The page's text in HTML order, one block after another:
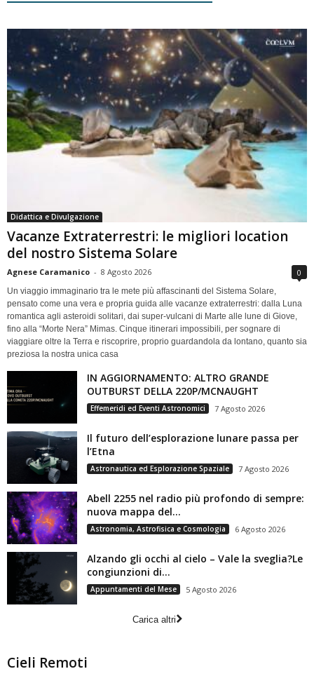
Didattica e Divulgazione
Vacanze Extraterrestri: le migliori location
del nostro Sistema Solare
Agnese Caramanico - 8 Agosto 2026 0
Un viaggio immaginario tra le mete più affascinanti del Sistema Solare,
pensato come una vera e propria guida alle vacanze extraterrestri: dalla Luna
romantica agli asteroidi solitari, dai super-vulcani di Marte alle lune di Giove,
fino alla “Morte Nera” Mimas. Cinque itinerari impossibili, per sognare di
viaggiare oltre la Terra e riscoprire, proprio guardandola da lontano, quanto sia
preziosa la nostra unica casa
IN AGGIORNAMENTO: ALTRO GRANDE
OUTBURST DELLA 220P/MCNAUGHT
Effemeridi ed Eventi Astronomici 7 Agosto 2026
Il futuro dell’esplorazione lunare passa per
l’Etna
Astronautica ed Esplorazione Spaziale 7 Agosto 2026
Abell 2255 nel radio più profondo di sempre:
nuova mappa del...
Astronomia, Astrofisica e Cosmologia 6 Agosto 2026
Alzando gli occhi al cielo – Vale la sveglia?Le
congiunzioni di...
Appuntamenti del Mese 5 Agosto 2026
Carica altri
Cieli Remoti